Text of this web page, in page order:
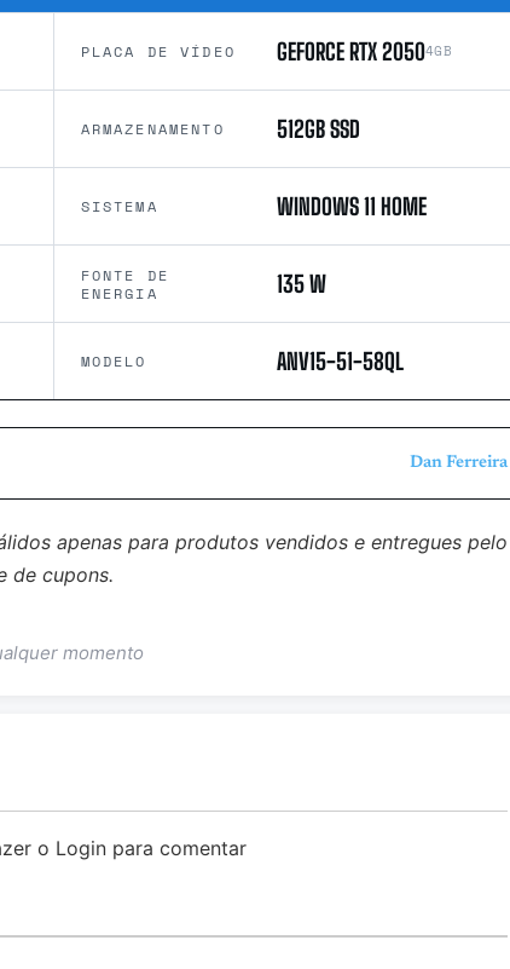
PLACA DE VÍDEO GEFORCE RTX 20504GB
ARMAZENAMENTO 512GB SSD
SISTEMA WINDOWS 11 HOME
FONTE DE
ENERGIA
135 W
MODELO ANV15-51-58QL
Dan Ferreira
apenas para produtos vendidos e entregues pelo
de cupons.
momento
o Login para comentar